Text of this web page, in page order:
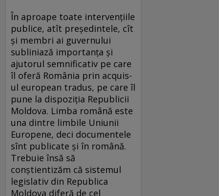
În aproape toate intervenţiile
publice, atît preşedintele, cît
şi membri ai guvernului
subliniază importanţa şi
ajutorul semnificativ pe care
îl oferă România prin acquis-
ul european tradus, pe care îl
pune la dispoziţia Republicii
Moldova. Limba română este
una dintre limbile Uniunii
Europene, deci documentele
sînt publicate şi în română.
Trebuie însă să
conştientizăm că sistemul
legislativ din Republica
Moldova diferă de cel